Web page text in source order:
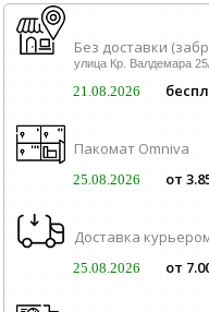
Без доставки
улица Кр. Валдемара
21.08.2026
Пакомат Omniva
25.08.2026 от
Доставка
25.08.2026 от